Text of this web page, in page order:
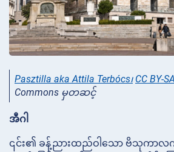
Pasztilla aka Attila Terbócs၊ CC BY-
Commons မှတဆင့်
အီဂါ
၎င်း၏ ခန့်ညားထည်ဝါသော ဗိသုကာလက်ရ